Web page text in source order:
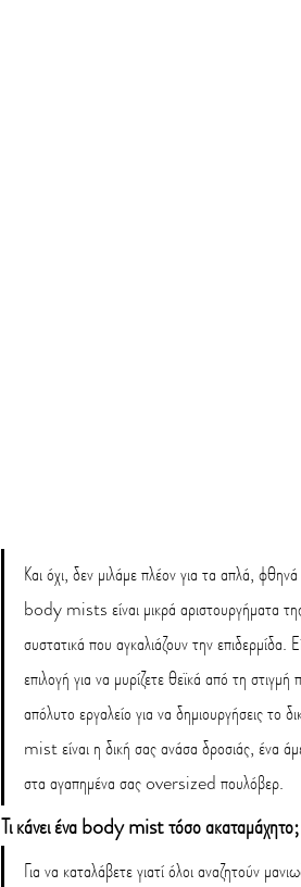
Και όχι, δεν μιλάμε πλέον για τα απλά,
body mists είναι μικρά αριστουργήματα
συστατικά που αγκαλιάζουν την
επιλογή για να μυρίζετε θεϊκά από τη
απόλυτο εργαλείο για να δημιουργήσεις
mist είναι η δική σας ανάσα δροσιάς, ένα
στα αγαπημένα σας oversized πουλόβερ.
Τι κάνει ένα body mist τόσο ακαταμάχητο;
Για να καταλάβετε γιατί όλοι αναζητούν